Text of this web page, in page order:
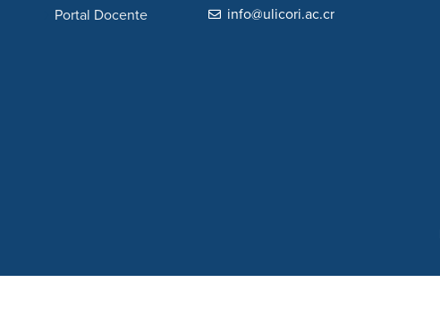
Portal Docente
info@ulicori.ac.cr